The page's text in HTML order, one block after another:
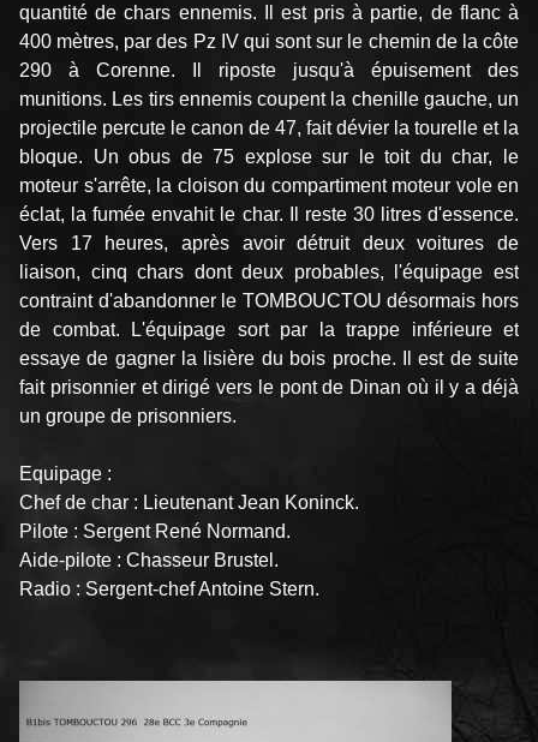
quantité de chars ennemis. Il est pris à partie, de flanc à
400 mètres, par des Pz IV qui sont sur le chemin de la côte
290 à Corenne. Il riposte jusqu'à épuisement des
munitions. Les tirs ennemis coupent la chenille gauche, un
projectile percute le canon de 47, fait dévier la tourelle et la
bloque. Un obus de 75 explose sur le toit du char, le
moteur s'arrête, la cloison du compartiment moteur vole en
éclat, la fumée envahit le char. Il reste 30 litres d'essence.
Vers 17 heures, après avoir détruit deux voitures de
liaison, cinq chars dont deux probables, l'équipage est
contraint d'abandonner le TOMBOUCTOU désormais hors
de combat. L'équipage sort par la trappe inférieure et
essaye de gagner la lisière du bois proche. Il est de suite
fait prisonnier et dirigé vers le pont de Dinan où il y a déjà
un groupe de prisonniers.
Equipage :
Chef de char : Lieutenant Jean Koninck.
Pilote : Sergent René Normand.
Aide-pilote : Chasseur Brustel.
Radio : Sergent-chef Antoine Stern.